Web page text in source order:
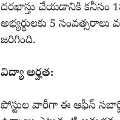
దరఖాస్తు చేయడానికి కనీసం
అభ్యర్థులకు 5
జరిగింది.
విద్యా అర్హత:
పోస్టుల వారీగా ఈ ఆఫీస్